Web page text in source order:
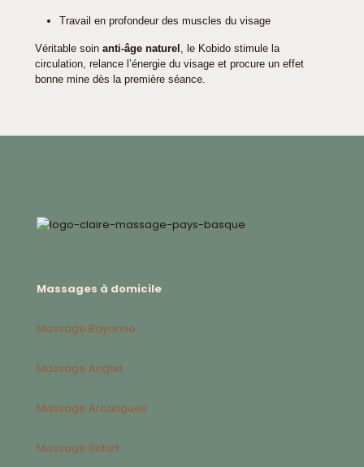
Travail en profondeur des muscles du visage
Véritable soin anti-âge naturel
, le Kobido stimule la
circulation, relance l’énergie du visage et procure un effet
bonne mine dès la première séance.
Massages à domicile
Massage Bayonne
Massage Anglet
Massage Arcangues
Massage Bidart